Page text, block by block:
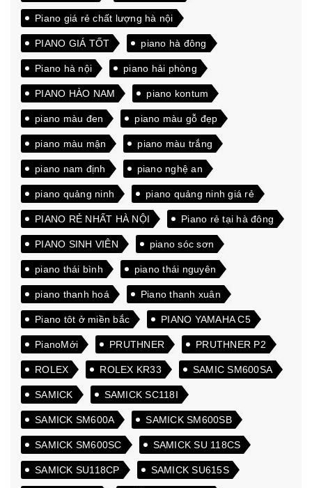
Piano giá rẻ chất lượng hà nội
PIANO GIÁ TỐT piano hà đông
Piano hà nội piano hải phòng
PIANO HÀO NAM piano kontum
piano màu đen piano màu gỗ đẹp
piano màu mận piano màu trắng
piano nam định piano nghệ an
piano quảng ninh piano quảng ninh giá rẻ
PIANO RẺ NHẤT HÀ NỘI Piano rẻ tại hà đông
PIANO SINH VIÊN piano sóc sơn
piano thái bình piano thái nguyên
piano thanh hoá Piano thanh xuân
Piano tôt ở miền bắc PIANO YAMAHA C5
PianoMới PRUTHNER PRUTHNER P2
ROLEX ROLEX KR33 SAMIC SM600SA
SAMICK SAMICK SC118I
SAMICK SM600A SAMICK SM600SB
SAMICK SM600SC SAMICK SU 118CS
SAMICK SU118CP SAMICK SU615S